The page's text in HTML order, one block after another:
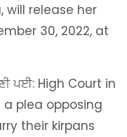
will release her
30, 2022, at
ਪਈ: High Court in
a plea opposing
their kirpans